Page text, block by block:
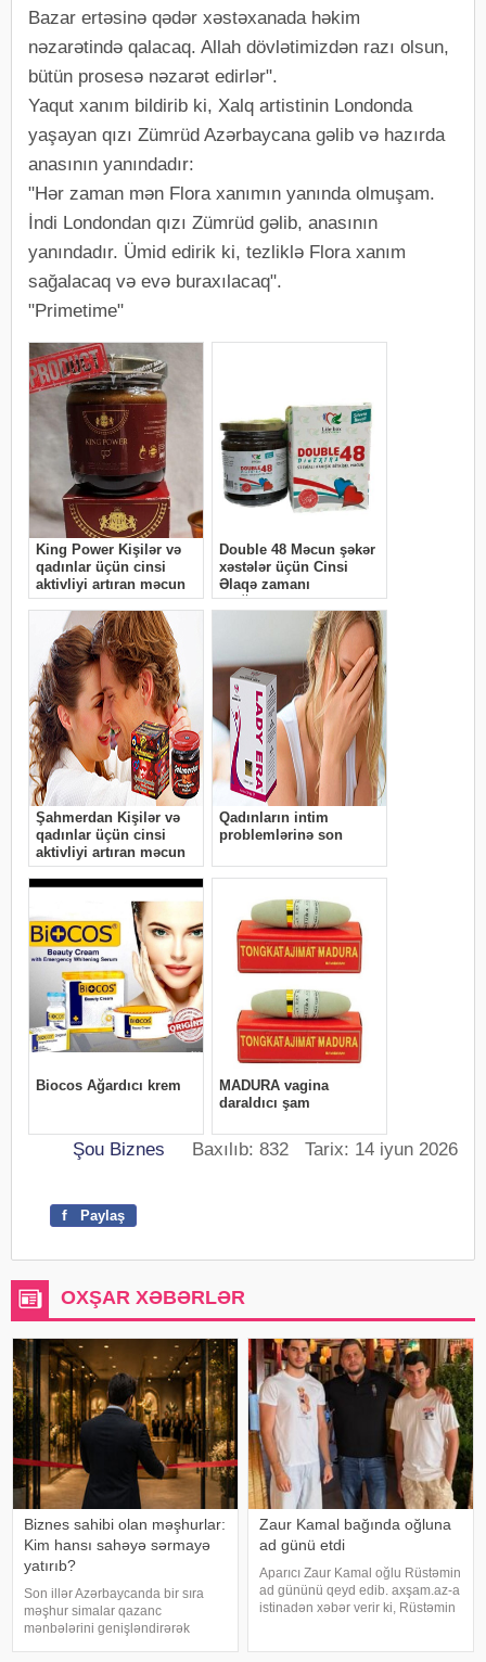
Bazar ertəsinə qədər xəstəxanada həkim
nəzarətində qalacaq. Allah dövlətimizdən razı olsun,
bütün prosesə nəzarət edirlər".
Yaqut xanım bildirib ki, Xalq artistinin Londonda
yaşayan qızı Zümrüd Azərbaycana gəlib və hazırda
anasının yanındadır:
"Hər zaman mən Flora xanımın yanında olmuşam.
İndi Londondan qızı Zümrüd gəlib, anasının
yanındadır. Ümid edirik ki, tezliklə Flora xanım
sağalacaq və evə buraxılacaq".
"Primetime"
Şou Biznes Baxılıb: 832 Tarix: 14 iyun 2026
f Paylaş
OXŞAR XƏBƏRLƏR
Biznes sahibi olan məşhurlar:
Kim hansı sahəyə sərmayə
yatırıb?
Son illər Azərbaycanda bir sıra
məşhur simalar qazanc
mənbələrini genişləndirərək
Zaur Kamal bağında oğluna
ad günü etdi
Aparıcı Zaur Kamal oğlu Rüstəmin
ad gününü qeyd edib. axşam.az-a
istinadən xəbər verir ki, Rüstəmin